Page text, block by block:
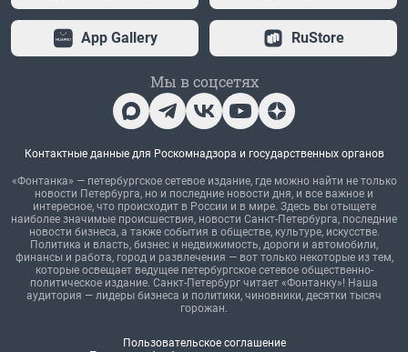
App Gallery RuStore
Мы в соцсетях
Контактные данные для Роскомнадзора и государственных органов
«Фонтанка» — петербургское сетевое издание, где можно найти не только
новости Петербурга, но и последние новости дня, и все важное и
интересное, что происходит в России и в мире. Здесь вы отыщете
наиболее значимые происшествия, новости Санкт-Петербурга, последние
новости бизнеса, а также события в обществе, культуре, искусстве.
Политика и власть, бизнес и недвижимость, дороги и автомобили,
финансы и работа, город и развлечения — вот только некоторые из тем,
которые освещает ведущее петербургское сетевое общественно-
политическое издание. Санкт-Петербург читает «Фонтанку»! Наша
аудитория — лидеры бизнеса и политики, чиновники, десятки тысяч
горожан.
Пользовательское соглашение